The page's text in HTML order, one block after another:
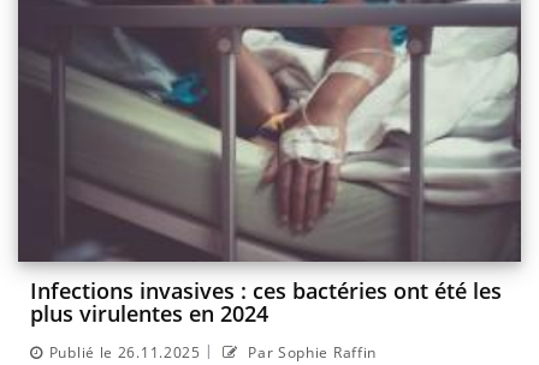
Infections invasives : ces bactéries ont été les
plus virulentes en 2024
Publié le 26.11.2025 | Par Sophie Raffin